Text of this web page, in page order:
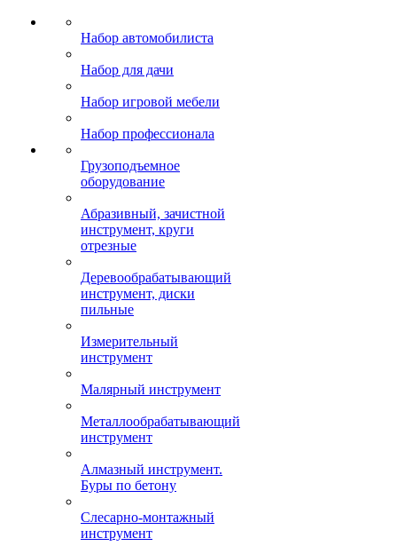
Набор автомобилиста
Набор для дачи
Набор игровой мебели
Набор профессионала
Грузоподъемное
оборудование
Абразивный, зачистной
инструмент, круги
отрезные
Деревообрабатывающий
инструмент, диски
пильные
Измерительный
инструмент
Малярный инструмент
Металлообрабатывающий
инструмент
Алмазный инструмент.
Буры по бетону
Слесарно-монтажный
инструмент